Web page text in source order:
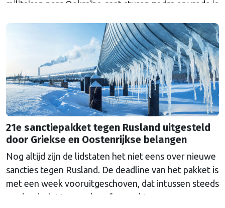
militairen naar Oekraïne gaat sturen zodra er vrede is
militairen uit meerdere landen, moet zorgen dat
Rusland niet opnieuw aanvalt.
21e sanctiepakket tegen Rusland uitgesteld
door Griekse en Oostenrijkse belangen
Nog altijd zijn de lidstaten het niet eens over nieuwe
sancties tegen Rusland. De deadline van het pakket is
met een week vooruitgeschoven, dat intussen steeds
verder dreigt te worden afgezwakt.